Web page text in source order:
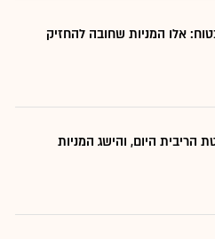
אלו המניות שחובה להחזיק
הריבית היום, והישג המניות